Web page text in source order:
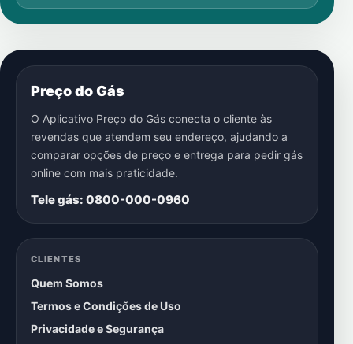
Preço do Gás
O Aplicativo Preço do Gás conecta o cliente às
revendas que atendem seu endereço, ajudando a
comparar opções de preço e entrega para pedir gás
online com mais praticidade.
Tele gás: 0800-000-0960
CLIENTES
Quem Somos
Termos e Condições de Uso
Privacidade e Segurança